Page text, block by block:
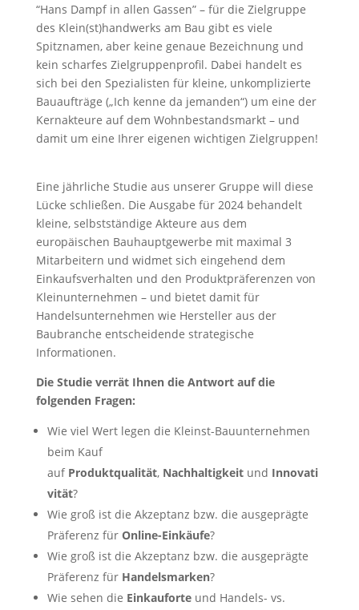
“Hans Dampf in allen Gassen” – für die Zielgruppe
des Klein(st)handwerks am Bau gibt es viele
Spitznamen, aber keine genaue Bezeichnung und
kein scharfes Zielgruppenprofil. Dabei handelt es
sich bei den Spezialisten für kleine, unkomplizierte
Bauaufträge („Ich kenne da jemanden“) um eine der
Kernakteure auf dem Wohnbestandsmarkt – und
damit um eine Ihrer eigenen wichtigen Zielgruppen!
Eine jährliche Studie aus unserer Gruppe will diese
Lücke schließen. Die Ausgabe für 2024 behandelt
kleine, selbstständige Akteure aus dem
europäischen Bauhauptgewerbe mit maximal 3
Mitarbeitern und widmet sich eingehend dem
Einkaufsverhalten und den Produktpräferenzen von
Kleinunternehmen – und bietet damit für
Handelsunternehmen wie Hersteller aus der
Baubranche entscheidende strategische
Informationen.
Die Studie verrät Ihnen die Antwort auf die
folgenden Fragen:
Wie viel Wert legen die Kleinst-Bauunternehmen
beim Kauf
auf Produktqualität, Nachhaltigkeitund Innovati
vität?
Wie groß ist die Akzeptanz bzw. die ausgeprägte
Präferenz für Online-Einkäufe?
Wie groß ist die Akzeptanz bzw. die ausgeprägte
Präferenz für Handelsmarken?
Wie sehen die Einkauforteund Handels- vs.